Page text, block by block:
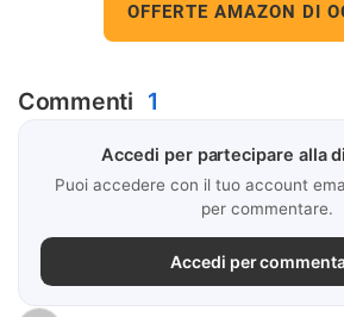
OFFERTE AMAZON DI
Commenti 1
Accedi per partecipare alla
Puoi accedere con il tuo account
per commentare.
Accedi per